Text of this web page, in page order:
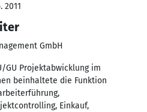
2011
GmbH
GU Projektabwicklung im
beinhaltete die Funktion
Einkauf,